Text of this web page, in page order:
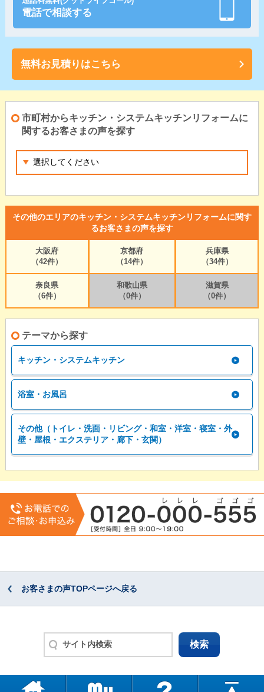
電話で相談する
無料お見積りはこちら
市町村からキッチン・システムキッチンリフォームに
関するお客さまの声を探す
その他のエリアのキッチン・システムキッチンリフォームに関す
るお客さまの声を探す
大阪府
（42件）
京都府
（14件）
兵庫県
（34件）
奈良県
（6件）
和歌山県
（0件）
滋賀県
（0件）
テーマから探す
キッチン・システムキッチン
浴室・お風呂
その他（トイレ・洗面・リビング・和室・洋室・寝室・外
壁・屋根・エクステリア・廊下・玄関）
お客さまの声TOPページへ戻る